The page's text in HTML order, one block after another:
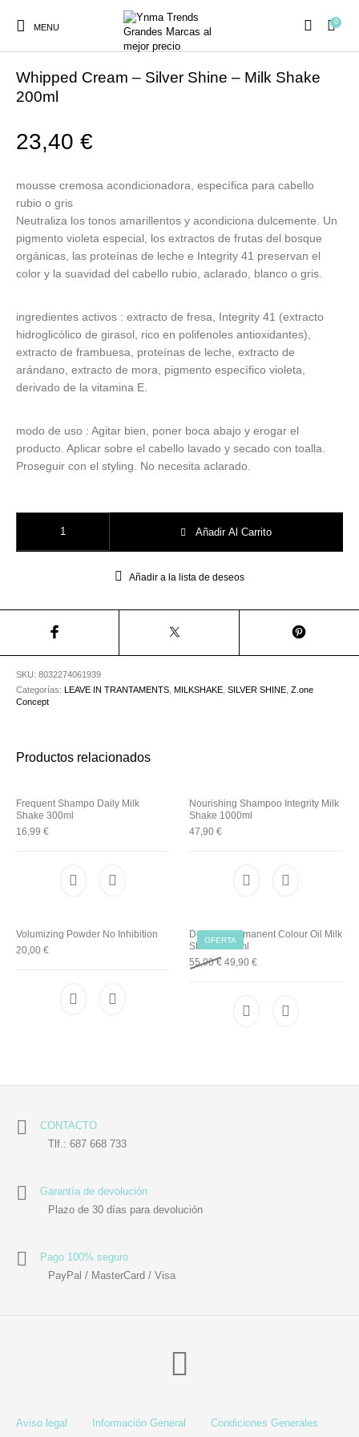
MENU
0
Ambientadores y
COSMÉTICA
CURSOS
PRESENCIALES
HIGIENE Juegos y juguetes
Prosolaris
Peluquería
Z.one Concept
MILKSHAKE
Whipped Cream – Silver Shine – Milk Shake
200ml
23,40€
mousse cremosa acondicionadora, específica para cabello
rubio o gris
Neutraliza los tonos amarillentos y acondiciona dulcemente. Un
pigmento violeta especial, los extractos de frutas del bosque
orgánicas, las proteínas de leche e Integrity 41 preservan el
color y la suavidad del cabello rubio, aclarado, blanco o gris.
ingredientes activos : extracto de fresa, Integrity 41 (extracto
hidroglicólico de girasol, rico en polifenoles antioxidantes),
extracto de frambuesa, proteínas de leche, extracto de
arándano, extracto de mora, pigmento específico violeta,
derivado de la vitamina E.
modo de uso : Agitar bien, poner boca abajo y erogar el
producto. Aplicar sobre el cabello lavado y secado con toalla.
Proseguir con el styling. No necesita aclarado.
Añadir Al Carrito
Añadir a la lista de deseos
SKU:8032274061939
Categorías:LEAVE IN TRANTAMENTS ,MILKSHAKE ,SILVER SHINE ,Z.one
Concept
Productos relacionados
Frequent Shampo Daily Milk
Shake 300ml
16,99€
Nourishing Shampoo Integrity Milk
Shake 1000ml
47,90 €
Volumizing Powder No Inhibition
20,00€
OFERTA
Delicate Permanent Colour Oil Milk
Shake 185 ml
55,90€ Original price was: 55,90 €.
49,90 €Current price is: 49,90
CONTACTO
Tlf.: 687 668 733
Garantía de devolución
Plazo de 30 días para devolución
Pago 100% seguro
PayPal / MasterCard / Visa
Aviso legal Información General Condiciones Generales